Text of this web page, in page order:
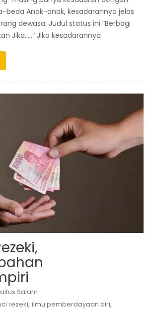
beda Anak-anak, kesadarannya jelas
dewasa. Judul status ini “Berbagi
Jika…..” Jika kesadarannya
Salam
rezeki, ilmu pemberdayaan diri,